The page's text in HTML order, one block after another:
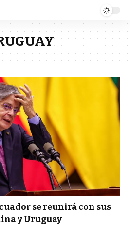
se reunirá con sus
y Uruguay